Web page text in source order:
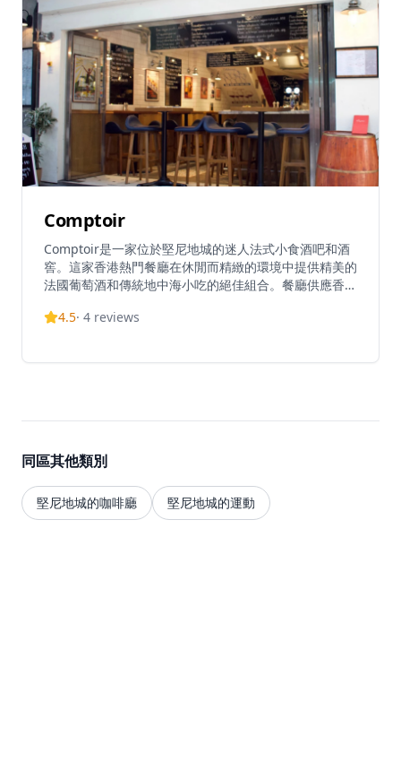
Comptoir
Comptoir是一家位於堅尼地城的迷人法式小食酒吧和酒
窖。這家香港熱門餐廳在休閒而精緻的環境中提供精美的
法國葡萄酒和傳統地中海小吃的絕佳組合。餐廳供應香港
憑藉其溫馨的氛圍，Comptoir已成為堅尼地城的真正瑰
4.5· 4 reviews
同區其他類別
堅尼地城的咖啡廳 堅尼地城的運動